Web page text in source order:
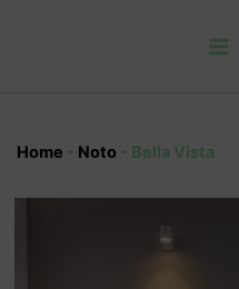
Home - Noto - Bella Vista